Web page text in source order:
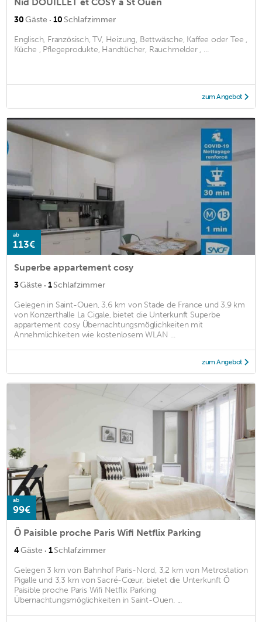
30Gäste · 10 Schlafzimmer
Englisch, Französisch, TV, Heizung, Bettwäsche, Kaffee oder Tee ,
Küche , Pflegeprodukte, Handtücher, Rauchmelder , ...
zum Angebot
ab
113€
Superbe appartement cosy
3Gäste · 1Schlafzimmer
Gelegen in Saint-Ouen, 3,6 km von Stade de France und 3,9 km
von Konzerthalle La Cigale, bietet die Unterkunft Superbe
appartement cosy Übernachtungsmöglichkeiten mit
Annehmlichkeiten wie kostenlosem WLAN ...
zum Angebot
ab
99€
Ô Paisible proche Paris Wifi Netflix Parking
4Gäste · 1Schlafzimmer
Gelegen 3 km von Bahnhof Paris-Nord, 3,2 km von Metrostation
Pigalle und 3,3 km von Sacré-Cœur, bietet die Unterkunft Ô
Paisible proche Paris Wifi Netflix Parking
Übernachtungsmöglichkeiten in Saint-Ouen. ...